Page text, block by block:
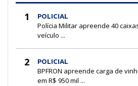
1 POLICIAL
Polícia Militar apreende 40
veículo ...
2 POLICIAL
BPFRON apreende carga de
em R$ 950 mil ...